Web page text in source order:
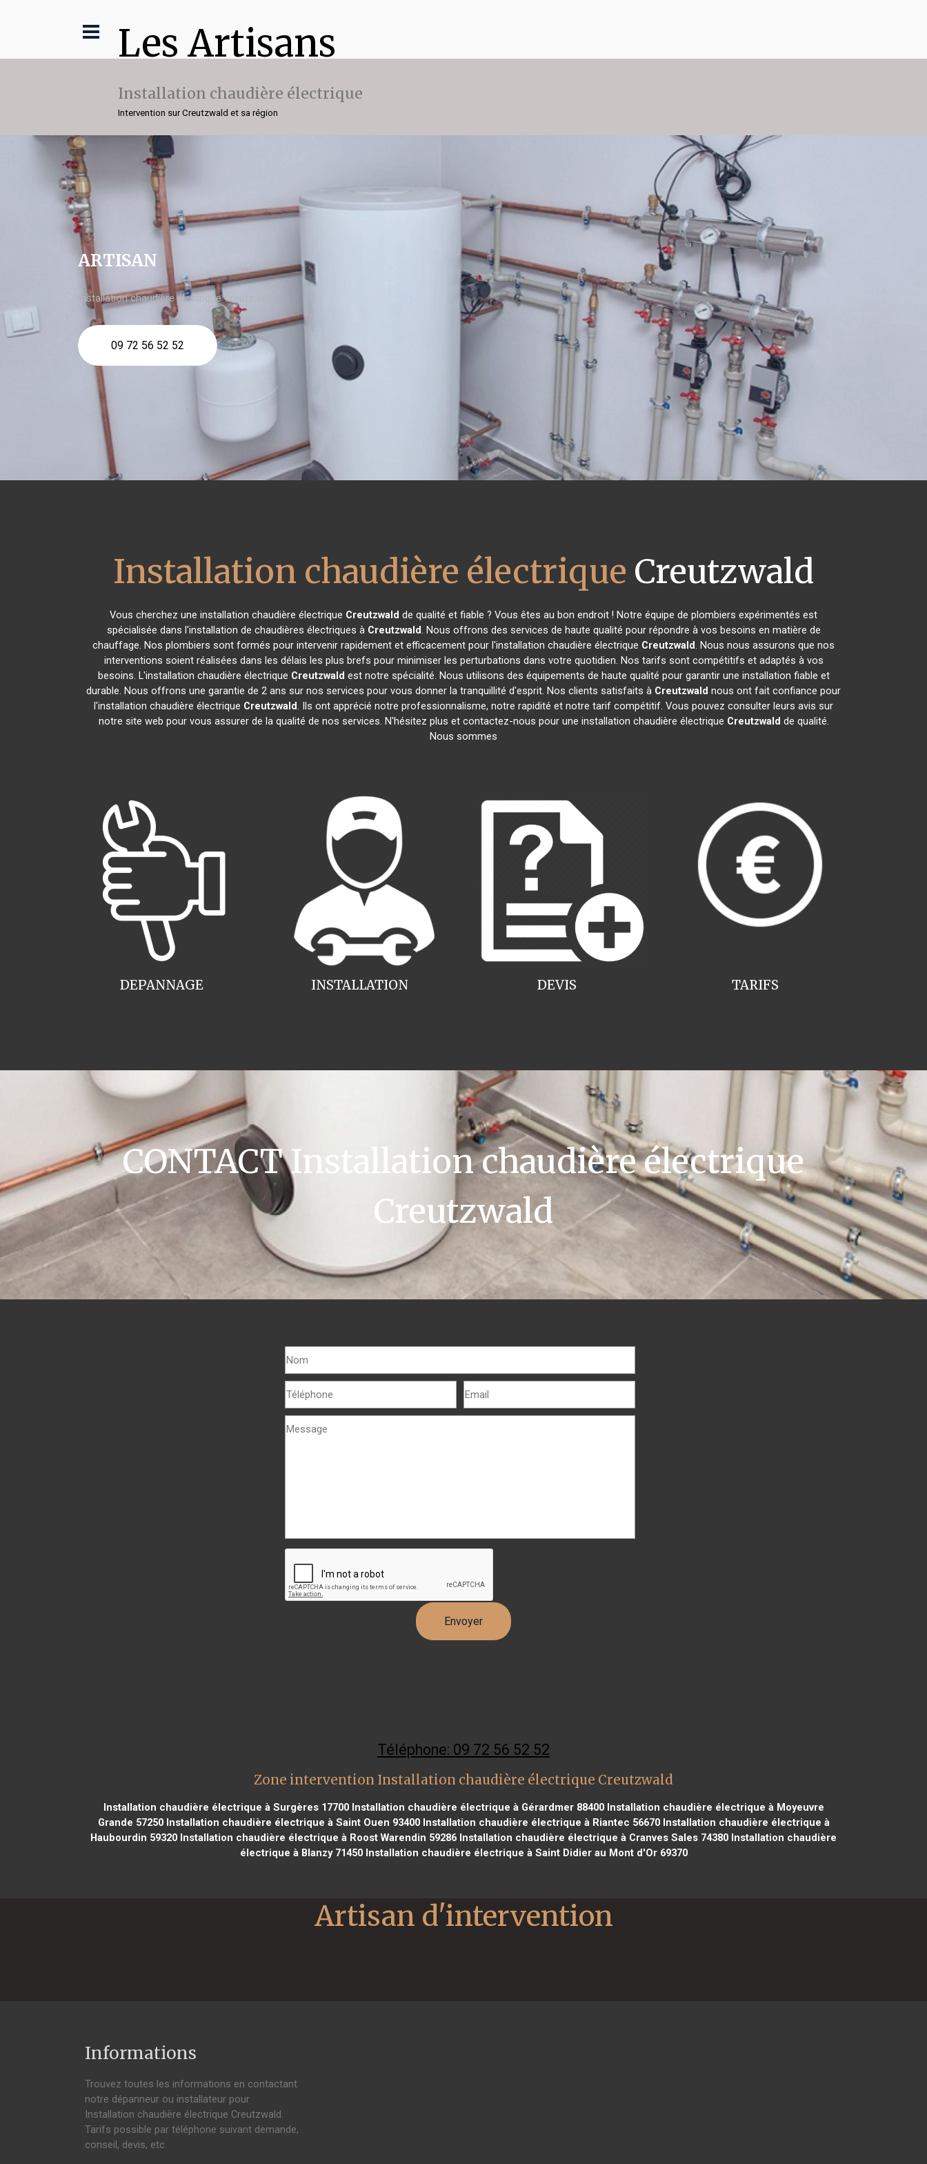
Les Artisans
Installation chaudière électrique
Intervention sur Creutzwald et sa région
ARTISAN
Installation chaudière électrique Creutzwald
09 72 56 52 52
Installation chaudière électrique Creutzwald
Vous cherchez une installation chaudière électrique Creutzwald de qualité et fiable ? Vous êtes au bon endroit ! Notre équipe de plombiers expérimentés est
spécialisée dans l'installation de chaudières électriques à Creutzwald. Nous offrons des services de haute qualité pour répondre à vos besoins en matière de
chauffage. Nos plombiers sont formés pour intervenir rapidement et efficacement pour l'installation chaudière électrique Creutzwald. Nous nous assurons que nos
interventions soient réalisées dans les délais les plus brefs pour minimiser les perturbations dans votre quotidien. Nos tarifs sont compétitifs et adaptés à vos
besoins. L'installation chaudière électrique Creutzwald est notre spécialité. Nous utilisons des équipements de haute qualité pour garantir une installation fiable et
durable. Nous offrons une garantie de 2 ans sur nos services pour vous donner la tranquillité d'esprit. Nos clients satisfaits à Creutzwald nous ont fait confiance pour
l'installation chaudière électrique Creutzwald. Ils ont apprécié notre professionnalisme, notre rapidité et notre tarif compétitif. Vous pouvez consulter leurs avis sur
notre site web pour vous assurer de la qualité de nos services. N'hésitez plus et contactez-nous pour une installation chaudière électrique Creutzwald de qualité.
Nous sommes
INSTALLATION
DEPANNAGE TARIFS
DEVIS
CONTACT Installation chaudière électrique
Creutzwald
Téléphone: 09 72 56 52 52
Zone intervention Installation chaudière électrique Creutzwald
Installation chaudière électrique à Surgères 17700Installation chaudière électrique à Gérardmer 88400Installation chaudière électrique à Moyeuvre
Grande 57250Installation chaudière électrique à Saint Ouen 93400Installation chaudière électrique à Riantec 56670Installation chaudière électrique à
Haubourdin 59320 Installation chaudière électrique à Roost Warendin 59286 Installation chaudière électrique à Cranves Sales 74380 Installation chaudière
électrique à Blanzy 71450Installation chaudière électrique à Saint Didier au Mont d'Or 69370
Informations
Trouvez toutes les informations en contactant
notre dépanneur ou installateur pour
Installation chaudière électrique Creutzwald.
Tarifs possible par téléphone suivant demande,
conseil, devis, etc.
Artisan d'intervention